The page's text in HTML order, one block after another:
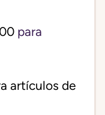
para
artículos de